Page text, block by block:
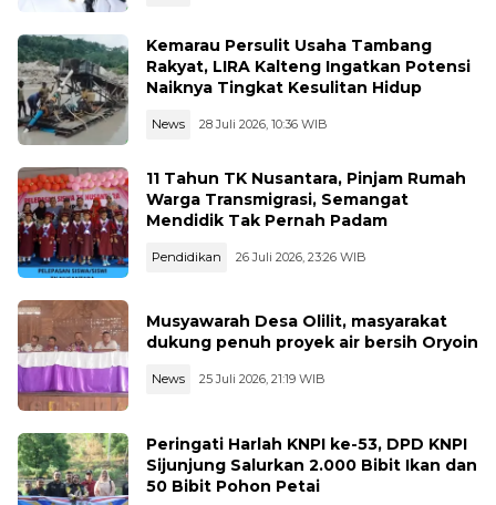
Kemarau Persulit Usaha Tambang
Rakyat, LIRA Kalteng Ingatkan Potensi
Naiknya Tingkat Kesulitan Hidup
News 28 Juli 2026, 10:36 WIB
11 Tahun TK Nusantara, Pinjam Rumah
Warga Transmigrasi, Semangat
Mendidik Tak Pernah Padam
Pendidikan 26 Juli 2026, 23:26 WIB
Musyawarah Desa Olilit, masyarakat
dukung penuh proyek air bersih Oryoin
News 25 Juli 2026, 21:19 WIB
Peringati Harlah KNPI ke-53, DPD KNPI
Sijunjung Salurkan 2.000 Bibit Ikan dan
50 Bibit Pohon Petai